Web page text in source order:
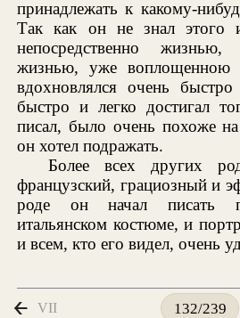
принадлежать к какому-
Так как он не знал этого
непосредственно жизнью,
жизнью, уже воплощенною
вдохновлялся очень
быстро и легко достигал
писал, было очень похоже
он хотел подражать.
Более всех других
французский, грациозный и
роде он начал писать
итальянском костюме, и
и всем, кто его видел, очень
VII 132/239